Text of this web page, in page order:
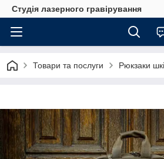
Студія лазерного гравірування
Товари та послуги Рюкзаки